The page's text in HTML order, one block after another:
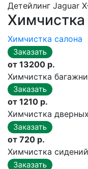
Детейлинг Jaguar
Химчистка
Химчистка салона
от 13200 р.
Химчистка
от 1210 р.
Химчистка
от 720 р.
Химчистка сидений